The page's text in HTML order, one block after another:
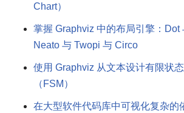
Chart）
掌握 Graphviz 中的布局引擎：Dot
Neato 与 Twopi 与 Circo
使用 Graphviz 从文本设计有限状
（FSM）
在大型软件代码库中可视化复杂的